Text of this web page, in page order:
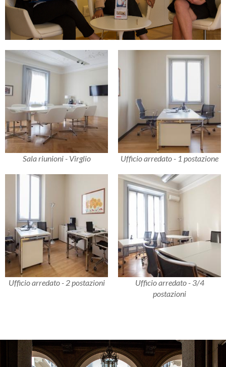
Sala riunioni - Virglio Ufficio arredato - 1 postazione
Ufficio arredato - 2 postazioni
Ufficio arredato - 3/4
postazioni